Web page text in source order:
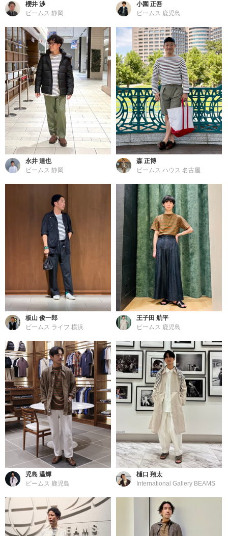
櫻井 渉
ビームス 静岡
小園 正吾
ビームス 鹿児島
永井 達也
ビームス 静岡
森 正博
ビームス ハウス 名古屋
板山 俊一郎
ビームス ライフ 横浜
王子田 航平
ビームス 鹿児島
児島 温輝
ビームス 鹿児島
樋口 翔太
International Gallery BEAMS